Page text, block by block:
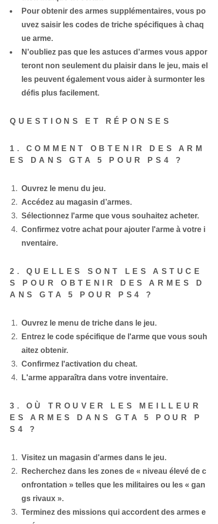
Pour obtenir des armes supplémentaires, vous po
uvez saisir les codes de triche spécifiques à chaq
ue arme.
N'oubliez pas que les astuces d'armes vous appor
teront non seulement du plaisir dans le jeu, mais el
les peuvent également vous aider à surmonter les
défis plus facilement.
QUESTIONS ET RÉPONSES
1. COMMENT OBTENIR DES ARM
ES DANS GTA 5 POUR PS4 ?
Ouvrez le menu du jeu.
Accédez au magasin d’armes.
Sélectionnez l'arme que vous souhaitez acheter.
Confirmez votre achat pour ajouter l'arme à votre i
nventaire.
2. QUELLES SONT LES ASTUCE
S POUR OBTENIR DES ARMES D
ANS GTA 5 POUR PS4 ?
Ouvrez le menu de triche dans le jeu.
Entrez le code spécifique de l'arme que vous souh
aitez obtenir.
Confirmez l'activation du cheat.
L'arme apparaîtra dans votre inventaire.
3.‍ OÙ TROUVER LES MEILLEUR
ES ARMES‌ DANS GTA 5 ‌POUR P
S4 ?
Visitez un magasin d'armes dans le jeu.
Recherchez dans les zones de « niveau élevé de c
onfrontation » telles que les militaires ou les « gan
gs rivaux ».
Terminez des missions qui accordent des armes e